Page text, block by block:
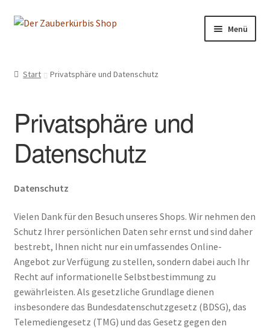
Zur
Zum
Menü
Cookie-Richtlinie (EU)
Impressum
Kasse
Mein Konto
Privatsphäre und Datenschutz
Versandkosten
Warenkorb
Start Privatsphäre und Datenschutz
Privatsphäre und
Datenschutz
Datenschutz
Vielen Dank für den Besuch unseres Shops. Wir nehmen den
Schutz Ihrer persönlichen Daten sehr ernst und sind daher
bestrebt, Ihnen nicht nur ein umfassendes Online-
Angebot zur Verfügung zu stellen, sondern dabei auch Ihr
Recht auf informationelle Selbstbestimmung zu
gewährleisten. Als gesetzliche Grundlage dienen
insbesondere das Bundesdatenschutzgesetz (BDSG), das
Telemediengesetz (TMG) und das Gesetz gegen den